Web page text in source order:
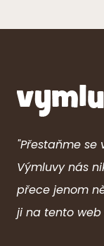
"Přestaňme
Výmluvy nás
přece jenom
ji na tento